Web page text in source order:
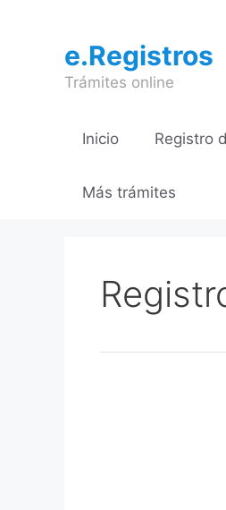
contenidoe.Registros
Trámites online
Inicio Registro
Más trámites